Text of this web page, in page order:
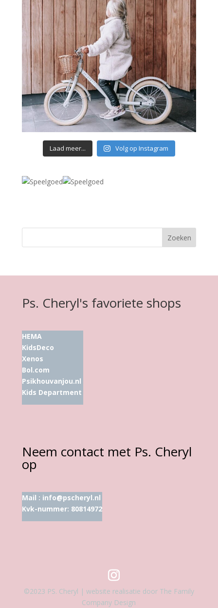
Laad meer... Volg op Instagram
Ps. Cheryl's favoriete shops
HEMA
KidsDeco
Xenos
Bol.com
Psikhouvanjou.nl
Kids Department
Neem contact met Ps. Cheryl
op
Mail : info@pscheryl.nl
Kvk-nummer: 80814972
©2023 PS. Cheryl | website realisatie door The Family
Company Design